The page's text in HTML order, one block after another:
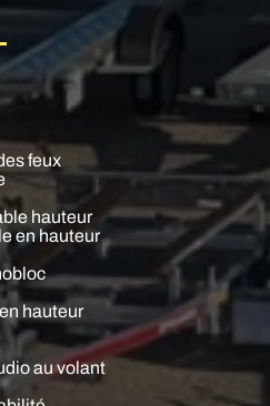
feux
hauteur
en hauteur
hauteur
au volant